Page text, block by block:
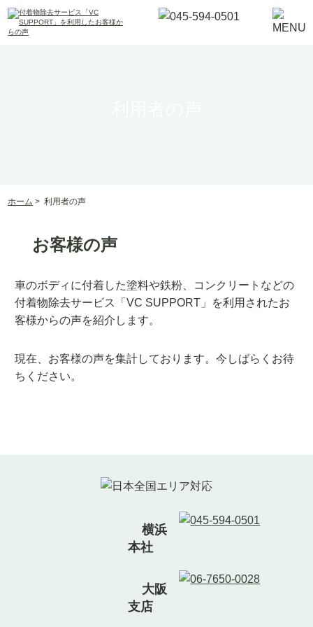
ホーム > 利用者の声
お客様の声
車のボディに付着した塗料や鉄粉、コンクリートなどの
付着物除去サービス「VC SUPPORT」を利用されたお
客様からの声を紹介します。
現在、お客様の声を集計しております。今しばらくお待
ちください。
横浜
本社
大阪
支店